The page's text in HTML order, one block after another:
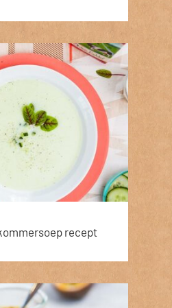
recept